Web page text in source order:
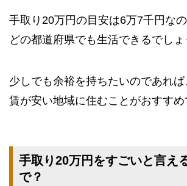
手取り20万円の目安は6万7千円な
どの都道府県でも生活できるでしょ
少しでも余裕を持ちたいのであれ
賃が安い地域に住むことがおすすめ
手取り20万円をすごいと言え
で？